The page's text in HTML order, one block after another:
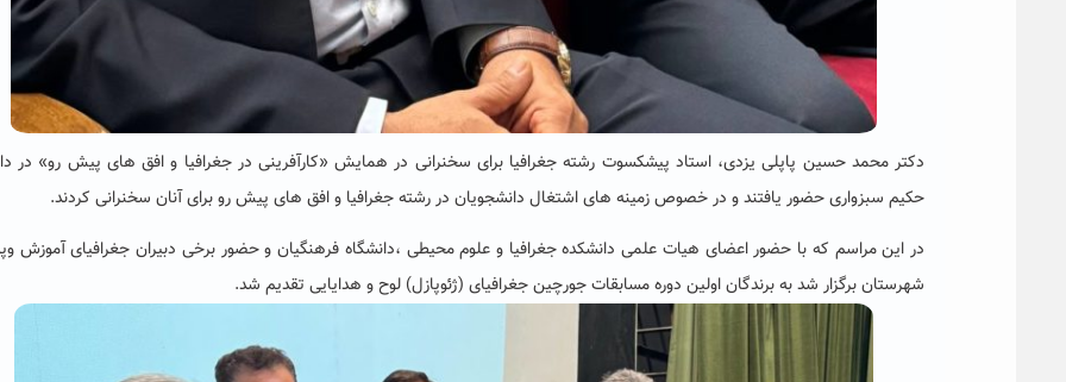
دکتر محمد حسین پاپلی یزدی، استاد پیشکسوت رشته جغرافیا برای سخنرانی در همایش «کارآفرینی در جغرافیا و افق های پیش رو» در
حکیم سبزواری حضور یافتند و در خصوص زمینه های اشتغال دانشجویان در رشته جغرافیا و افق های پیش رو برای آنان سخنرانی کردند.
در این مراسم که با حضور اعضای هیات علمی دانشکده جغرافیا و علوم محیطی ،دانشگاه فرهنگیان و حضور برخی دبیران جغرافیای آموزش
شهرستان برگزار شد به برندگان اولین دوره مسابقات جورچین جغرافیای (ژئوپازل) لوح و هدایایی تقدیم شد.